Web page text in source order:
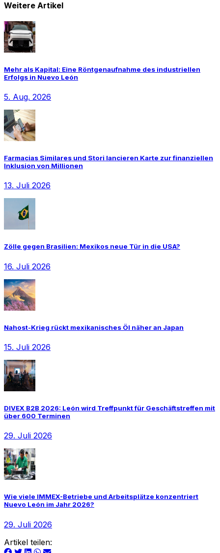
Weitere Artikel
Mehr als Kapital: Eine Röntgenaufnahme des industriellen
Erfolgs in Nuevo León
5. Aug. 2026
Farmacias Similares und Stori lancieren Karte zur finanziellen
Inklusion von Millionen
13. Juli 2026
Zölle gegen Brasilien: Mexikos neue Tür in die USA?
16. Juli 2026
Nahost-Krieg rückt mexikanisches Öl näher an Japan
15. Juli 2026
DIVEX B2B 2026: León wird Treffpunkt für Geschäftstreffen mit
über 600 Terminen
29. Juli 2026
Wie viele IMMEX-Betriebe und Arbeitsplätze konzentriert
Nuevo León im Jahr 2026?
29. Juli 2026
Artikel teilen: